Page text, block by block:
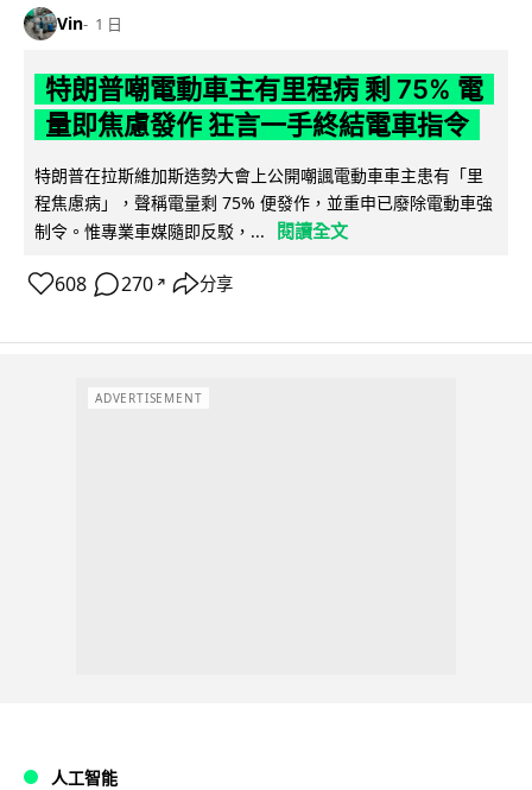
Vin 1 日
特朗普嘲電動車主有里程病 剩 75% 電
量即焦慮發作 狂言一手終結電車指令
特朗普在拉斯維加斯造勢大會上公開嘲諷電動車車主患有「里
程焦慮病」，聲稱電量剩 75% 便發作，並重申已廢除電動車強
制令。惟專業車媒隨即反駁，...
閱讀全文
608 270 ↗ 分享
ADVERTISEMENT
人工智能